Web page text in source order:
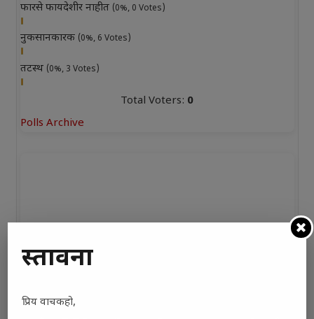
फारसे फायदेशीर नाहीत (0%, 0 Votes)
नुकसानकारक (0%, 6 Votes)
तटस्थ (0%, 3 Votes)
Total Voters: 0
Polls Archive
प्रस्तावना
प्रिय वाचकहो,